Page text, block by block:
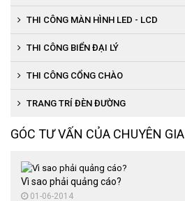
THI CÔNG MÀN HÌNH LED - LCD
THI CÔNG BIỂN ĐẠI LÝ
Thi công biển bạt đại lý
Thi công biển chữ nổi đại lý
THI CÔNG CỔNG CHÀO
TRANG TRÍ ĐÈN ĐƯỜNG
GÓC TƯ VẤN CỦA CHUYÊN GIA
Vì sao phải quảng cáo?
01-06-2014